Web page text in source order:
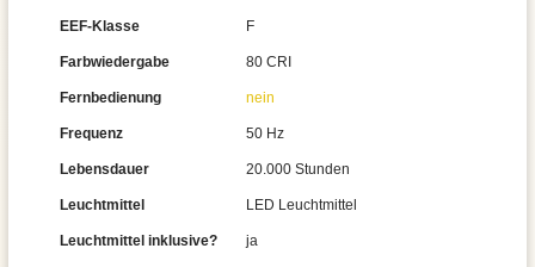
EEF-Klasse F
Farbwiedergabe 80 CRI
Fernbedienung nein
Frequenz 50 Hz
Lebensdauer 20.000 Stunden
Leuchtmittel LED Leuchtmittel
Leuchtmittel inklusive? ja